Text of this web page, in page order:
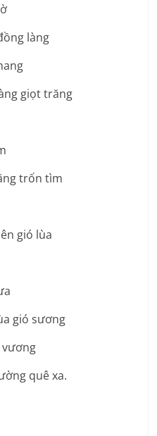
làng
giọt trăng
trốn tìm
gió lùa
gió sương
quê xa.